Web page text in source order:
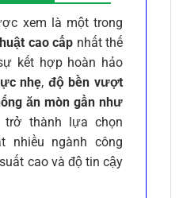
xem là một trong
cao cấp nhất thế
kết hợp hoàn hảo
nhẹ, độ bền vượt
ăn mòn gần như
trở thành lựa chọn
nhiều ngành công
cao và độ tin cậy